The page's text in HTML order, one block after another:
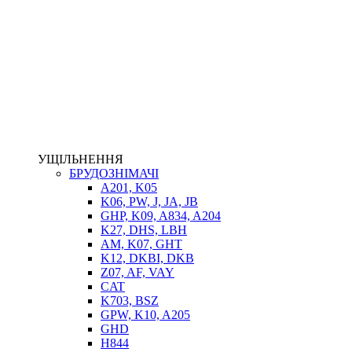
ВТУЛКИ
УЩІЛЬНЕННЯ
БРУДОЗНІМАЧІ
A201, K05
K06, PW, J, JA, JB
GHP, K09, A834, A204
K27, DHS, LBH
AM, K07, GHT
K12, DKBI, DKB
Z07, AF, VAY
CAT
K703, BSZ
GPW, K10, A205
GHD
H844